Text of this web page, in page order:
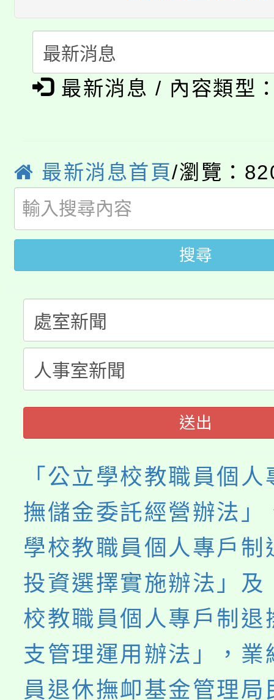
代理(課)教師甄選結果(
公告本校115學年度第
代理(課)教師甄選結果(
轉知中國文化大學推廣
《TA101》溝通分析基
心理、諮商輔導、社會
系所師生報名參加。
淨零綠生活教案入校路
學籍身 分審查程序及
版
淨零綠領人才培育課程
公告本校115學年度第
代理(課)教師甄選結果(
「2026金融保險知識
車」活動
桃園市115學年度學生
生本土語及新住民語歌
公告本校115學年度第
代理(課)教師甄選結果(
公告本校115學年度第
代理(課)教師甄選結果
轉知中國文化大學推廣
《TA101》溝通分析基
程，歡迎學生輔導中心
心理、諮商輔導、社會
系所師生報名參加。
最新消息 / 內容類型
最新消息首頁/瀏覽：
搜尋
送出
「公立學校教職員個
撫儲金委託經營辦法」
學校教職員個人專戶制
投資選擇實施辦法」及
校教職員個人專戶制退
支管理運用辦法」，業
員退休撫卹基金管理